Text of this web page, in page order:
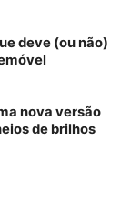
deve (ou não)
nova versão
de brilhos